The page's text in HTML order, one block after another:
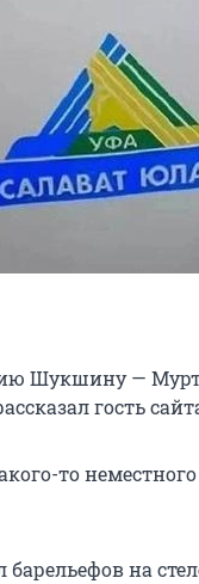
Шукшину —
гость
то
на